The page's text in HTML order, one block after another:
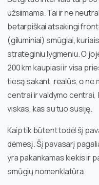
užsiimama. Tai ir ne
betarpiškai atsakingi
(giluminiai) smūgiai,
strateginiu lygmeniu. O
200 km kaupiasi ir visa
tiesą sakant, realūs, o ne
centrai ir valdymo
viskas, kas su tuo susiję.
Kaip tik būtent todėl šį
dėmesį. Šį pavasarį
yra pakankamas kiekis ir
smūgių nomenklatūra.